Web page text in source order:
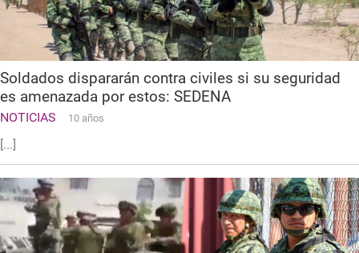
Soldados dispararán contra civiles si su seguridad
es amenazada por estos: SEDENA
NOTICIAS 10 años
[...]